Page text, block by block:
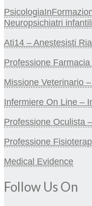
Neuropsichiatri infantili
Ati14 – Anestesisti
Professione
Missione Veterinario
Infermiere On Line –
Professione Oculista
Professione
Medical Evidence
Follow Us On